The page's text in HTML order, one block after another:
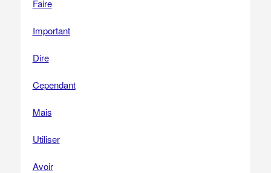
Faire
Important
Dire
Cependant
Mais
Utiliser
Avoir